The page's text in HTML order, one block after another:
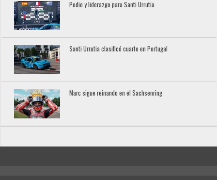
Podio y liderazgo para Santi Urrutia
Santi Urrutia clasificó cuarto en Portugal
Marc sigue reinando en el Sachsenring